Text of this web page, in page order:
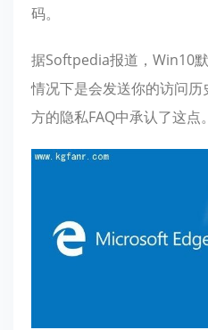
码。
据Softpedia报道，Win10
情况下是会发送你的访问
方的隐私FAQ中承认了这点。